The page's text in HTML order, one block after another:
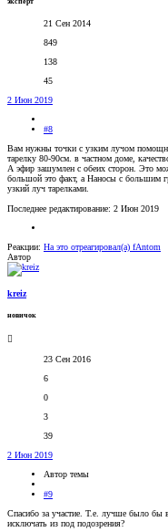
21 Сен 2014
849
138
45
2 Июн 2019
#8
Вам нужны точки с узким лучом
тарелку 80-90см. в частном доме,
А эфир зашумлен с обеих сторон. Это
большой это факт, а Наносы с большим
узкий луч тарелками.
Последнее редактирование: 2 Июн 2019
Реакции: На это отреагировал(а) fAntom
Автор
kreiz
новичок
23 Сен 2016
6
0
3
39
2 Июн 2019
Автор темы
#9
Спасибо за участие. Т.е. лучше было бы
исключать из под подозрения?